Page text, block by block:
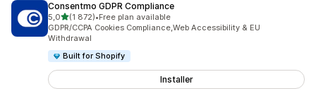
Consentmo GDPR Compliance
5,0av 5 stjerner
(1 872)
Totalt 1872 omtaler
•Free plan available
GDPR/CCPA Cookies Compliance,Web Accessibility & EU
Withdrawal
Built for Shopify
Installer